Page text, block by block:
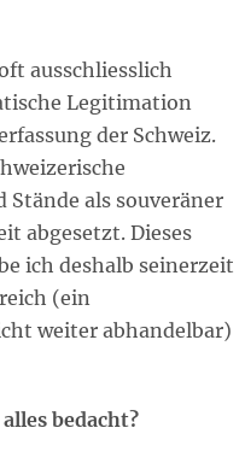
ausschliesslich
Legitimation
der Schweiz.
Stände als souveräner
abgesetzt. Dieses
ich deshalb seinerzeit
(ein
weiter abhandelbar)
bedacht?